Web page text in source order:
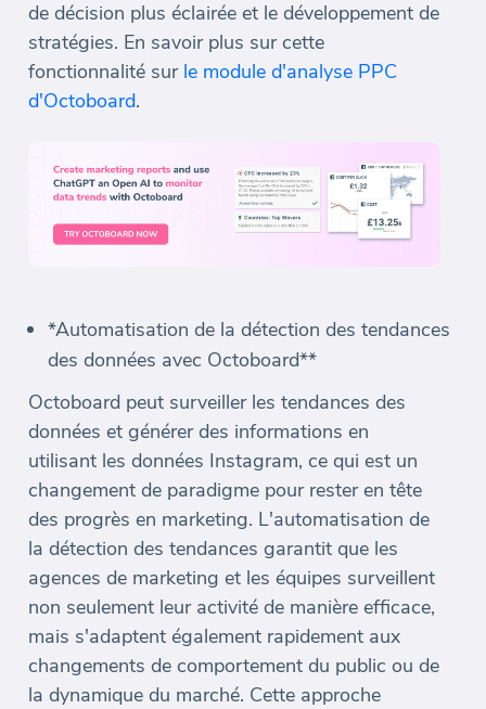
de décision plus éclairée et le développement de
stratégies. En savoir plus sur cette
fonctionnalité sur le module d'analyse PPC
d'Octoboard.
*Automatisation de la détection des tendances
des données avec Octoboard**
Octoboard peut surveiller les tendances des
données et générer des informations en
utilisant les données Instagram, ce qui est un
changement de paradigme pour rester en tête
des progrès en marketing. L'automatisation de
la détection des tendances garantit que les
agences de marketing et les équipes surveillent
non seulement leur activité de manière efficace,
mais s'adaptent également rapidement aux
changements de comportement du public ou de
la dynamique du marché. Cette approche